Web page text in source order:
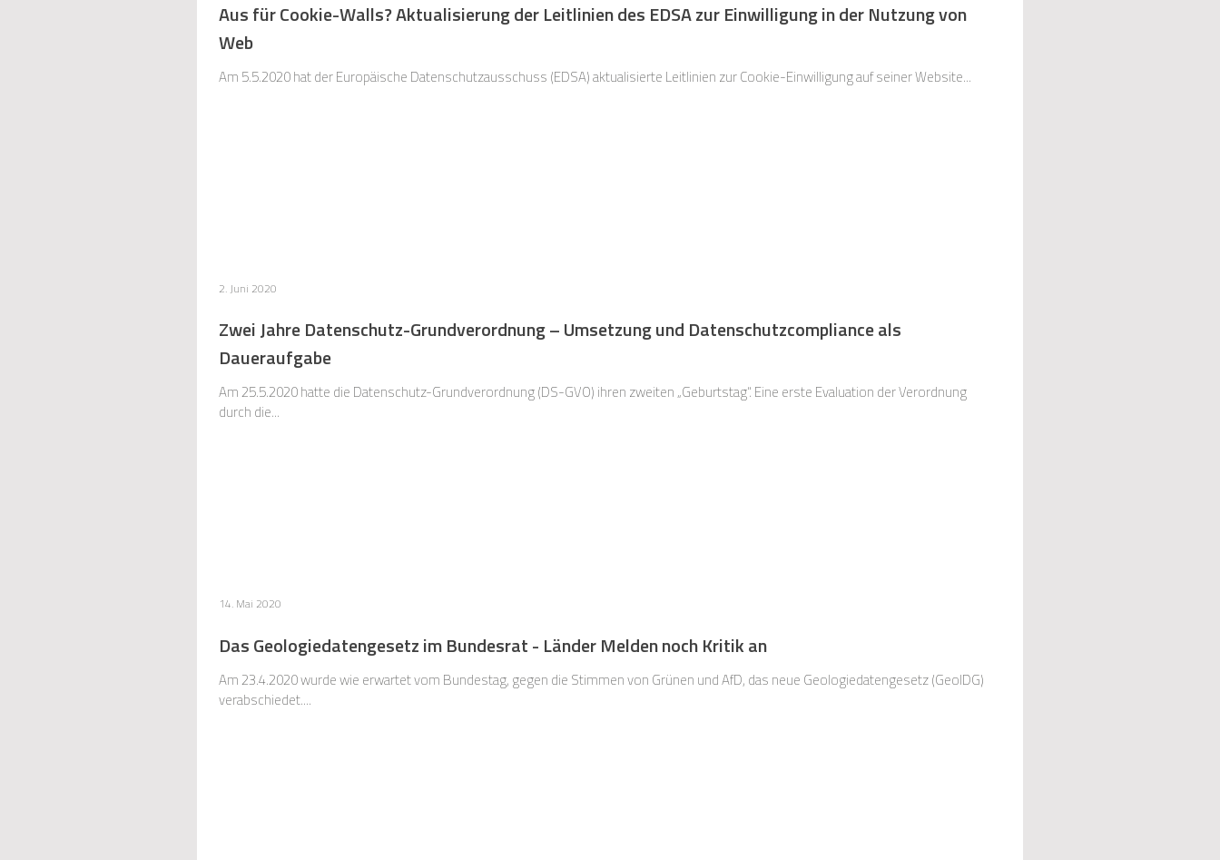
Aus für Cookie-Walls? Aktualisierung der Leitlinien des EDSA zur Einwilligung in der Nutzung von
Web
Am 5.5.2020 hat der Europäische Datenschutzausschuss (EDSA) aktualisierte Leitlinien zur Cookie-Einwilligung auf seiner Website...
Zwei Jahre Datenschutz-Grundverordnung – Umsetzung und Datenschutzcompliance als
Daueraufgabe
Am 25.5.2020 hatte die Datenschutz-Grundverordnung (DS-GVO) ihren zweiten „Geburtstag“. Eine erste Evaluation der Verordnung
durch die...
2. Juni 2020
Das Geologiedatengesetz im Bundesrat - Länder Melden noch Kritik an
Am 23.4.2020 wurde wie erwartet vom Bundestag, gegen die Stimmen von Grünen und AfD, das neue Geologiedatengesetz (GeolDG)
verabschiedet....
14. Mai 2020